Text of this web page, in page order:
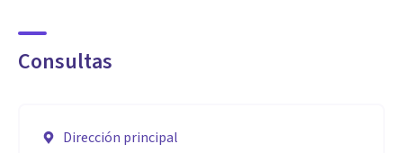
Consultas
Dirección principal